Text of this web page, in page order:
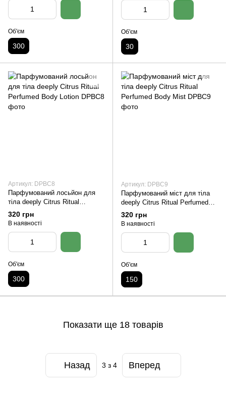
Об'єм
300
Об'єм
30
Артикул: DPBC8
Парфумований лосьйон для
тіла deeply Citrus Ritual
Perfumed Body Lotion
320 грн
В наявності
Об'єм
300
Артикул: DPBC9
Парфумований міст для тіла
deeply Citrus Ritual Perfumed
Body Mist
320 грн
В наявності
Об'єм
150
Показати ще 18 товарів
Назад 3 з 4 Вперед